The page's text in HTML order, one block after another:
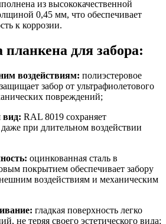
из высококачественной
0,45 мм, что обеспечивает
к коррозии.
для забора:
воздействиям: полиэстеровое
забор от ультрафиолетового
повреждений;
вид: RAL 8019 сохраняет
при длительном воздействии
оцинкованная сталь в
покрытием обеспечивает забору
воздействиям и механическим
гладкая поверхность легко
не теряя своего эстетического вида;